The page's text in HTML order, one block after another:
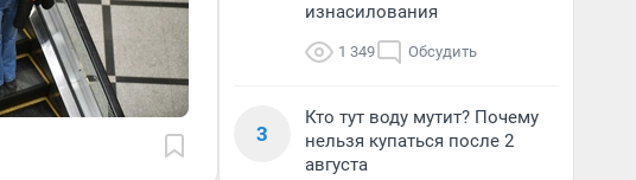
изнасилования
1 349 Обсудить
3
Кто тут воду мутит? Почему
нельзя купаться после 2
августа